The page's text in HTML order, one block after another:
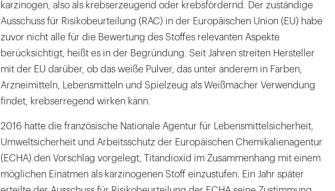
karzinogen, also als krebserzeugend oder krebsfördernd. Der zuständige
Ausschuss für Risikobeurteilung (RAC) in der Europäischen Union (EU) habe
zuvor nicht alle für die Bewertung des Stoffes relevanten Aspekte
berücksichtigt, heißt es in der Begründung. Seit Jahren streiten Hersteller
mit der EU darüber, ob das weiße Pulver, das unter anderem in Farben,
Arzneimitteln, Lebensmitteln und Spielzeug als Weißmacher Verwendung
findet, krebserregend wirken kann.
2016 hatte die französische Nationale Agentur für Lebensmittelsicherheit,
Umweltsicherheit und Arbeitsschutz der Europäischen Chemikalienagentur
(ECHA) den Vorschlag vorgelegt, Titandioxid im Zusammenhang mit einem
möglichen Einatmen als karzinogenen Stoff einzustufen. Ein Jahr später